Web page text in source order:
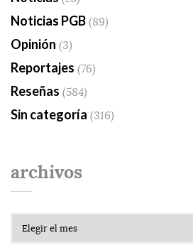
Noticias PGB(89)
Opinión (3)
Reportajes (76)
Reseñas (584)
Sin categoría (316)
archivos